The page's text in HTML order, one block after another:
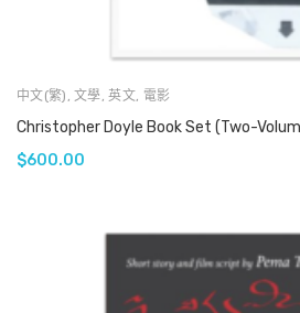
中文(繁) ,文學,英文, 電影
Christopher Doyle Book Set (Two-
$600.00